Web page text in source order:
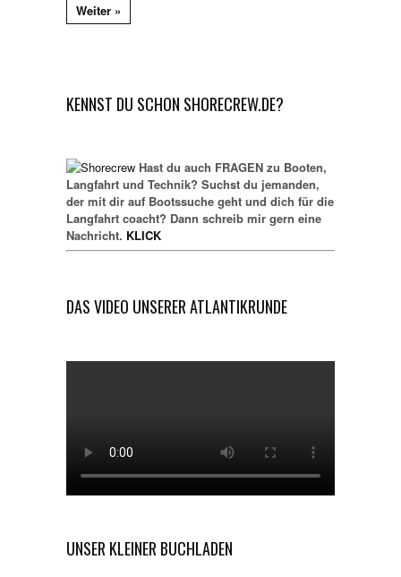
Weiter »
KENNST DU SCHON SHORECREW.DE?
Hast du auch FRAGEN zu Booten,
Langfahrt und Technik? Suchst du jemanden,
der mit dir auf Bootssuche geht und dich für die
Langfahrt coacht? Dann schreib mir gern eine
Nachricht. KLICK
DAS VIDEO UNSERER ATLANTIKRUNDE
UNSER KLEINER BUCHLADEN